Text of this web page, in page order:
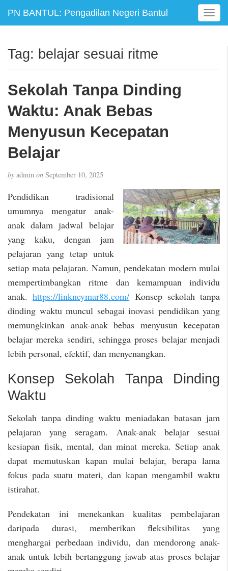
PN BANTUL: Pengadilan Negeri Bantul
T
o
e
Tag: belajar sesuai ritme
Sekolah Tanpa Dinding
Waktu: Anak Bebas
Menyusun Kecepatan
Belajar
by admin on September 10, 2025
Pendidikan tradisional
umumnya mengatur anak-
anak dalam jadwal belajar
yang kaku, dengan jam
pelajaran yang tetap untuk
setiap mata pelajaran. Namun, pendekatan modern mulai
mempertimbangkan ritme dan kemampuan individu
anak.https://linkneymar88.com/ Konsep sekolah tanpa
dinding waktu muncul sebagai inovasi pendidikan yang
memungkinkan anak-anak bebas menyusun kecepatan
belajar mereka sendiri, sehingga proses belajar menjadi
lebih personal, efektif, dan menyenangkan.
Konsep Sekolah Tanpa Dinding
Waktu
Sekolah tanpa dinding waktu meniadakan batasan jam
pelajaran yang seragam. Anak-anak belajar sesuai
kesiapan fisik, mental, dan minat mereka. Setiap anak
dapat memutuskan kapan mulai belajar, berapa lama
fokus pada suatu materi, dan kapan mengambil waktu
istirahat.
Pendekatan ini menekankan kualitas pembelajaran
daripada durasi, memberikan fleksibilitas yang
menghargai perbedaan individu, dan mendorong anak-
anak untuk lebih bertanggung jawab atas proses belajar